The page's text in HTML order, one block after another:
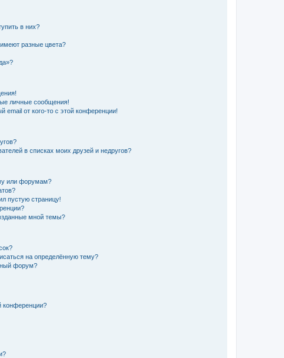
в них?
разные цвета?
личные сообщения!
email от кого-то с этой конференции!
в списках моих друзей и недругов?
или форумам?
пустую страницу!
мной темы?
на определённую тему?
форум?
конференции?